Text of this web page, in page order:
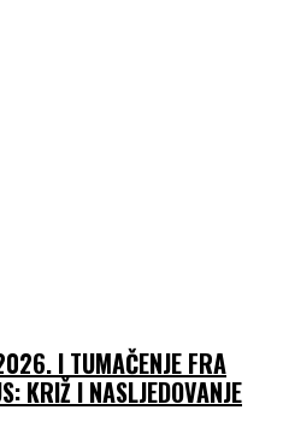
I TUMAČENJE FRA
KRIŽ I NASLJEDOVANJE